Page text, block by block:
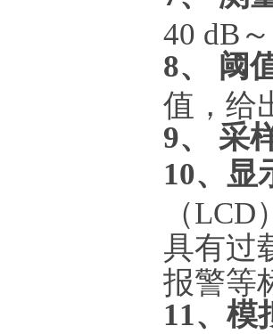
40 dB
8、 阈
值，给
9、 采
10、显
（
具有过
报警等
11、模